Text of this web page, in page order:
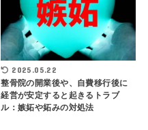
2025.05.22
整骨院の開業後や、自費移行後に
経営が安定すると起きるトラブ
ル：嫉妬や妬みの対処法